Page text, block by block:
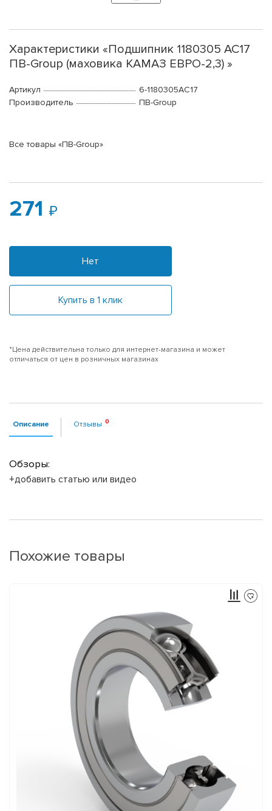
Характеристики «Подшипник 1180305 АС17
ПВ-Group (маховика КАМАЗ ЕВРО-2,3) »
Артикул
6-1180305АC17
Производитель
ПВ-Group
Все товары «ПВ-Group»
271
Нет
Купить в 1 клик
*Цена действительна только для интернет-магазина и может
отличаться от цен в розничных магазинах
Описание Отзывы
Обзоры:
+добавить статью или видео
Похожие товары